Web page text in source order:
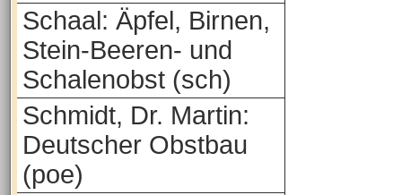
Schaal: Äpfel, Birnen,
Stein-Beeren- und
Schalenobst (sch)
Schmidt, Dr. Martin:
Deutscher Obstbau
(poe)